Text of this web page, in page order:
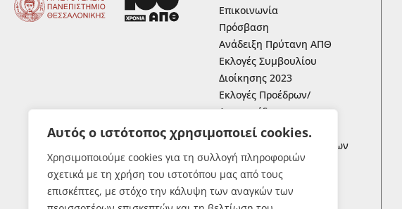
Αυτός ο ιστότοπος χρησιμοποιεί cookies.
Χρησιμοποιούμε cookies για τη συλλογή πληροφοριών
σχετικά με τη χρήση του ιστοτόπου μας από τους
επισκέπτες, με στόχο την κάλυψη των αναγκών των
Επικοινωνία
Πρόσβαση
Ανάδειξη Πρύτανη ΑΠΘ
Εκλογές Συμβουλίου
Διοίκησης 2023
Εκλογές Προέδρων/
Αντιπροέδρων
Ανάδειξη Κοσμητόρων
Ανάδειξη εκπροσώπων των
μελών Ε.Ε.Π.,Ε.ΔΙ.Π. ΚΑΙ
Ε.Τ.Ε.Π. στα συλλογικά
όργανα του Α.Π.Θ.